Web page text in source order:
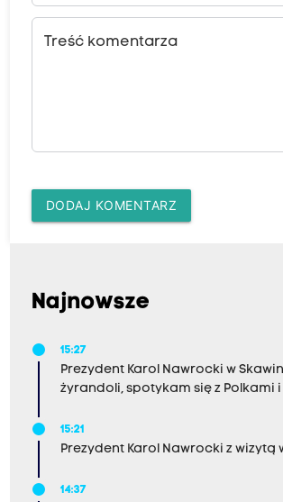
Treść komentarza
DODAJ KOMENTARZ
Najnowsze
15:27
Prezydent Karol Nawrocki w
żyrandoli, spotykam się z Polkami
15:21
Prezydent Karol Nawrocki z wizytą
14:37